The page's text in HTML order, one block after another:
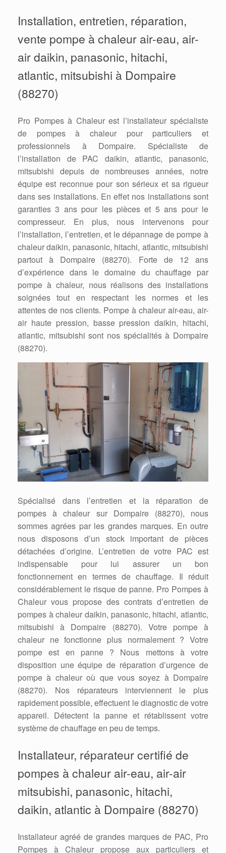
Installation, entretien, réparation,
vente pompe à chaleur air-eau, air-
air daikin, panasonic, hitachi,
atlantic, mitsubishi à Dompaire
(88270)
Pro Pompes à Chaleur est l’installateur spécialiste
de pompes à chaleur pour particuliers et
professionnels à Dompaire. Spécialiste de
l’installation de PAC daikin, atlantic, panasonic,
mitsubishi depuis de nombreuses années, notre
équipe est reconnue pour son sérieux et sa rigueur
dans ses installations. En effet nos installations sont
garanties 3 ans pour les pièces et 5 ans pour le
compresseur. En plus, nous intervenons pour
l’installation, l’entretien, et le dépannage de pompe à
chaleur daikin, panasonic, hitachi, atlantic, mitsubishi
partout à Dompaire (88270). Forte de 12 ans
d’expérience dans le domaine du chauffage par
pompe à chaleur, nous réalisons des installations
soignées tout en respectant les normes et les
attentes de nos clients. Pompe à chaleur air-eau, air-
air haute pression, basse pression daikin, hitachi,
atlantic, mitsubishi sont nos spécialités à Dompaire
(88270).
Spécialisé dans l’entretien et la réparation de
pompes à chaleur sur Dompaire (88270), nous
sommes agrées par les grandes marques. En outre
nous disposons d’un stock important de pièces
détachées d’origine. L’entretien de votre PAC est
indispensable pour lui assurer un bon
fonctionnement en termes de chauffage. Il réduit
considérablement le risque de panne. Pro Pompes à
Chaleur vous propose des contrats d’entretien de
pompes à chaleur daikin, panasonic, hitachi, atlantic,
mitsubishi à Dompaire (88270). Votre pompe à
chaleur ne fonctionne plus normalement ? Votre
pompe est en panne ? Nous mettons à votre
disposition une équipe de réparation d’urgence de
pompe à chaleur où que vous soyez à Dompaire
(88270). Nos réparateurs interviennent le plus
rapidement possible, effectuent le diagnostic de votre
appareil. Détectent la panne et rétablissent votre
système de chauffage en peu de temps.
Installateur, réparateur certifié de
pompes à chaleur air-eau, air-air
mitsubishi, panasonic, hitachi,
daikin, atlantic à Dompaire (88270)
Installateur agréé de grandes marques de PAC, Pro
Pompes à Chaleur propose aux particuliers et